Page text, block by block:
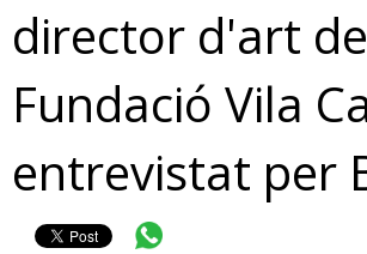
director d'art
Fundació Vila
entrevistat per